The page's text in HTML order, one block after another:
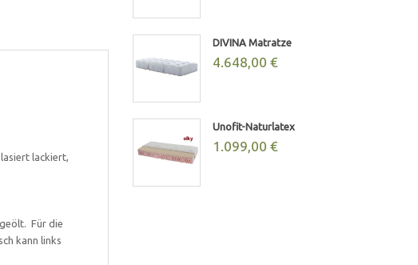
lackiert,
Für die
kann links
DIVINA Matratze
4.648,00 €
Unofit-Naturlatex
1.099,00 €